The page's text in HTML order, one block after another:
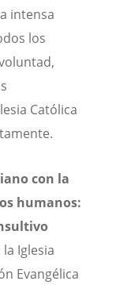
intensa
los
Católica
con la
humanos:
Iglesia
Evangélica